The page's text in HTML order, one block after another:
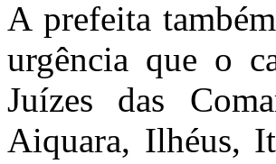
A prefeita
urgência que o
Juízes das
Aiquara, Ilhéus,